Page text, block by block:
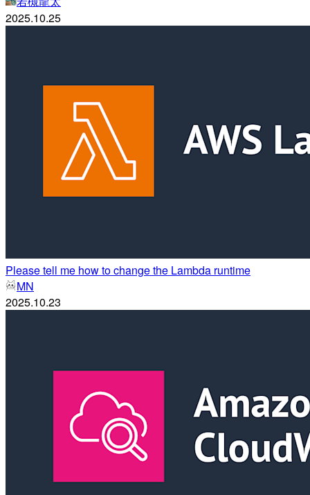
2025.10.25
Please tell me how to change the Lambda runtime
MN
2025.10.23